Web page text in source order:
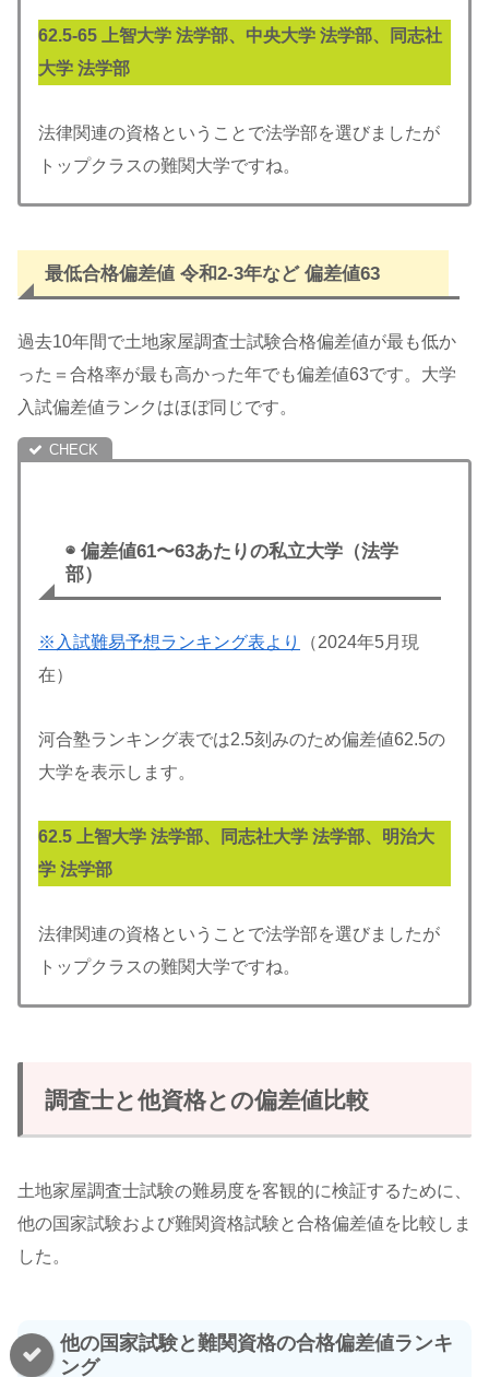
62.5-65 上智大学 法学部、中央大学 法学部、同志社
大学 法学部
法律関連の資格ということで法学部を選びましたが
トップクラスの難関大学ですね。
最低合格偏差値 令和2-3年など 偏差値63
過去10年間で土地家屋調査士試験合格偏差値が最も低か
った＝合格率が最も高かった年でも偏差値63です。大学
入試偏差値ランクはほぼ同じです。
◉ 偏差値61〜63あたりの私立大学（法学
部）
※入試難易予想ランキング表より
（2024年5月現
在）
河合塾ランキング表では2.5刻みのため偏差値62.5の
大学を表示します。
62.5 上智大学 法学部、同志社大学 法学部、明治大
学 法学部
法律関連の資格ということで法学部を選びましたが
トップクラスの難関大学ですね。
調査士と他資格との偏差値比較
土地家屋調査士試験の難易度を客観的に検証するために、
他の国家試験および難関資格試験と合格偏差値を比較しま
した。
他の国家試験と難関資格の合格偏差値ランキ
ング